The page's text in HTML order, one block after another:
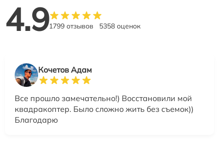
4.91799 отзывов 5358 оценок
Кочетов Адам
Все прошло замечательно!) Восстановили мой
квадракоптер. Было сложно жить без съемок))
Благодарю